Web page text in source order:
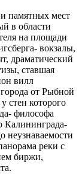
памятных мест
в области
на площади
вокзалы,
драматический
ставшая
вилл
от Рыбной
стен которого
философа
Калининграда-
неузнаваемости
реки с
биржи,